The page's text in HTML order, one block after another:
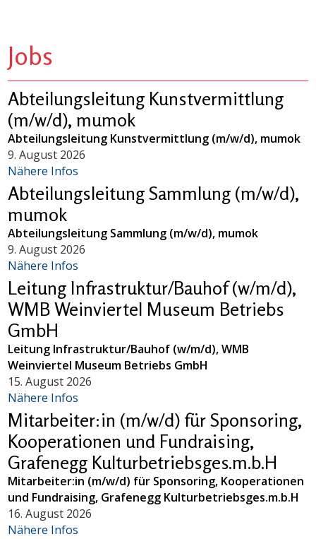
Jobs
Abteilungsleitung Kunstvermittlung
(m/w/d), mumok
Abteilungsleitung Kunstvermittlung (m/w/d), mumok
9. August 2026
Nähere Infos
Abteilungsleitung Sammlung (m/w/d),
mumok
Abteilungsleitung Sammlung (m/w/d), mumok
9. August 2026
Nähere Infos
Leitung Infrastruktur/Bauhof (w/m/d),
WMB Weinviertel Museum Betriebs
GmbH
Leitung Infrastruktur/Bauhof (w/m/d), WMB
Weinviertel Museum Betriebs GmbH
15. August 2026
Nähere Infos
Mitarbeiter:in (m/w/d) für Sponsoring,
Kooperationen und Fundraising,
Grafenegg Kulturbetriebsges.m.b.H
Mitarbeiter:in (m/w/d) für Sponsoring, Kooperationen
und Fundraising, Grafenegg Kulturbetriebsges.m.b.H
16. August 2026
Nähere Infos